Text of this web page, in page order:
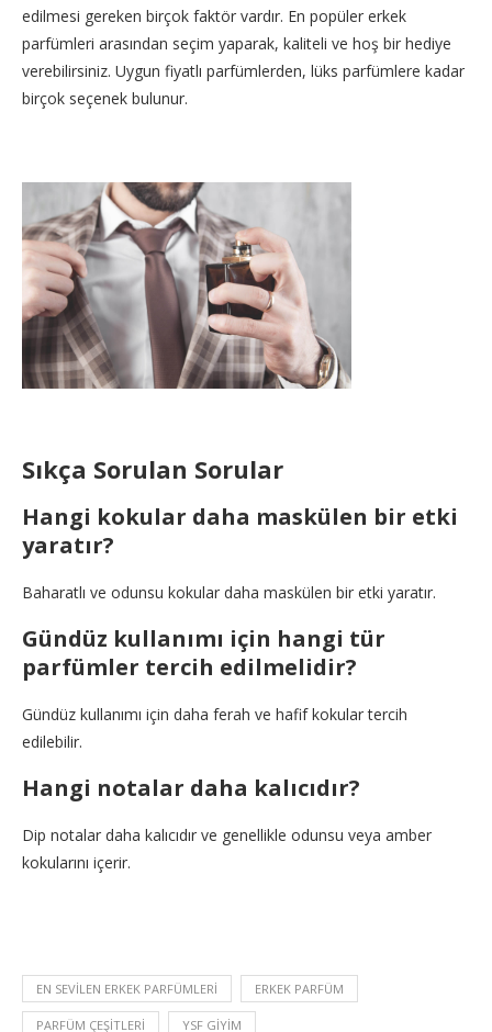
edilmesi gereken birçok faktör vardır. En popüler erkek
parfümleri arasından seçim yaparak, kaliteli ve hoş bir hediye
verebilirsiniz. Uygun fiyatlı parfümlerden, lüks parfümlere kadar
birçok seçenek bulunur.
Sıkça Sorulan Sorular
Hangi kokular daha maskülen bir etki
yaratır?
Baharatlı ve odunsu kokular daha maskülen bir etki yaratır.
Gündüz kullanımı için hangi tür
parfümler tercih edilmelidir?
Gündüz kullanımı için daha ferah ve hafif kokular tercih
edilebilir.
Hangi notalar daha kalıcıdır?
Dip notalar daha kalıcıdır ve genellikle odunsu veya amber
kokularını içerir.
EN SEVILEN ERKEK PARFÜMLERI ERKEK PARFÜM
PARFÜM ÇEŞITLERI YSF GIYIM